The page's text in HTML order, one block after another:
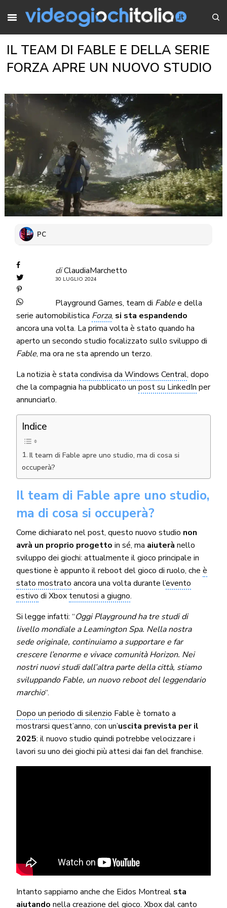
IL TEAM DI FABLE E DELLA SERIE
FORZA APRE UN NUOVO STUDIO
PC
diClaudiaMarchetto
30 LUGLIO 2024
Playground Games, team di Fablee della
serie automobilistica Forza, si sta espandendo
ancora una volta. La prima volta è stato quando ha
aperto un secondo studio focalizzato sullo sviluppo di
Fable, ma ora ne sta aprendo un terzo.
La notizia è statacondivisa da Windows Central, dopo
che la compagnia ha pubblicato unpost su LinkedIn per
annunciarlo.
Indice
Il team di Fable apre uno studio, ma di cosa si
occuperà?
Il team di Fable apre uno studio,
ma di cosa si occuperà?
Come dichiarato nel post, questo nuovo studio non
avrà un proprio progetto in sé, ma aiuterà nello
sviluppo dei giochi: attualmente il gioco principale in
questione è appunto il reboot del gioco di ruolo, cheè
stato mostrato ancora una volta durante l’evento
estivo di Xbox tenutosi a giugno.
Si legge infatti: “Oggi Playground ha tre studi di
livello mondiale a Leamington Spa. Nella nostra
sede originale, continuiamo a supportare e far
crescere l’enorme e vivace comunità Horizon. Nei
nostri nuovi studi dall’altra parte della città, stiamo
sviluppando Fable, un nuovo reboot del leggendario
marchio“.
Dopo un periodo di silenzio Fable è tornato a
mostrarsi quest’anno, con un’uscita prevista per il
2025: il nuovo studio quindi potrebbe velocizzare i
lavori su uno dei giochi più attesi dai fan del franchise.
Intanto sappiamo anche che Eidos Montreal sta
aiutando nella creazione del gioco. Xbox dal canto